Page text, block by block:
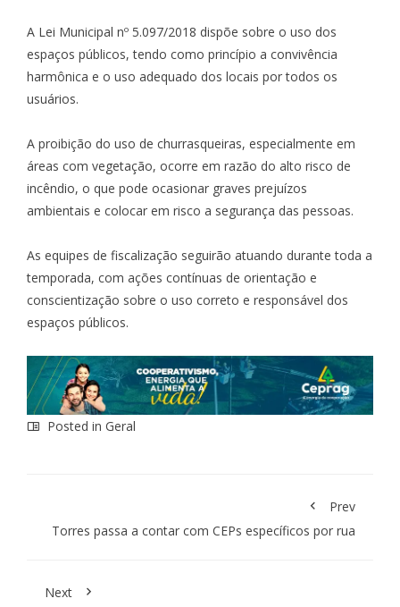
A Lei Municipal nº 5.097/2018 dispõe sobre o uso dos
espaços públicos, tendo como princípio a convivência
harmônica e o uso adequado dos locais por todos os
usuários.
A proibição do uso de churrasqueiras, especialmente em
áreas com vegetação, ocorre em razão do alto risco de
incêndio, o que pode ocasionar graves prejuízos
ambientais e colocar em risco a segurança das pessoas.
As equipes de fiscalização seguirão atuando durante toda a
temporada, com ações contínuas de orientação e
conscientização sobre o uso correto e responsável dos
espaços públicos.
Posted in Geral
Prev
Torres passa a contar com CEPs específicos por rua
Next